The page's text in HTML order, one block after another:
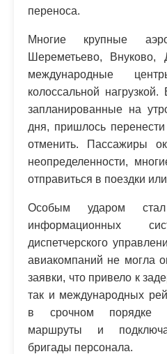
переноса.
Многие крупные
Шереметьево, Внуково,
международные
колоссальной
запланированные на
дня, пришлось
отменить. Пассажиры
неопределенности,
отправиться в поездки
Особым ударом
информационных
диспетчерского
авиакомпаний не могла
заявки, что привело к
так и международных
в срочном порядке
маршруты и
бригады персонала.